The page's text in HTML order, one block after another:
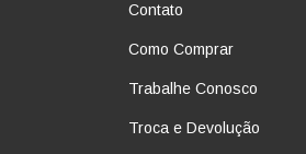
Contato
Como Comprar
Trabalhe Conosco
Troca e Devolução